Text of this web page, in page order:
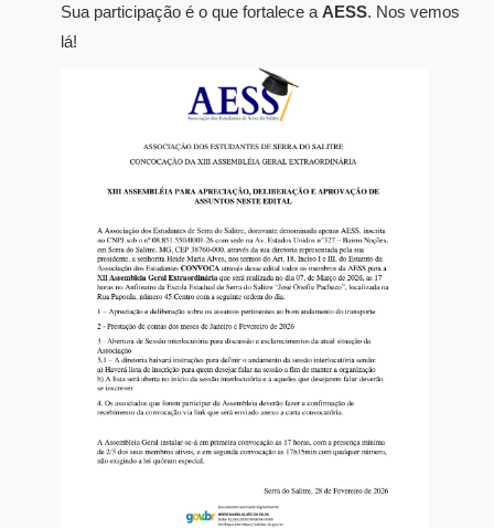
​Sua participação é o que fortalece a AESS. Nos vemos
lá!